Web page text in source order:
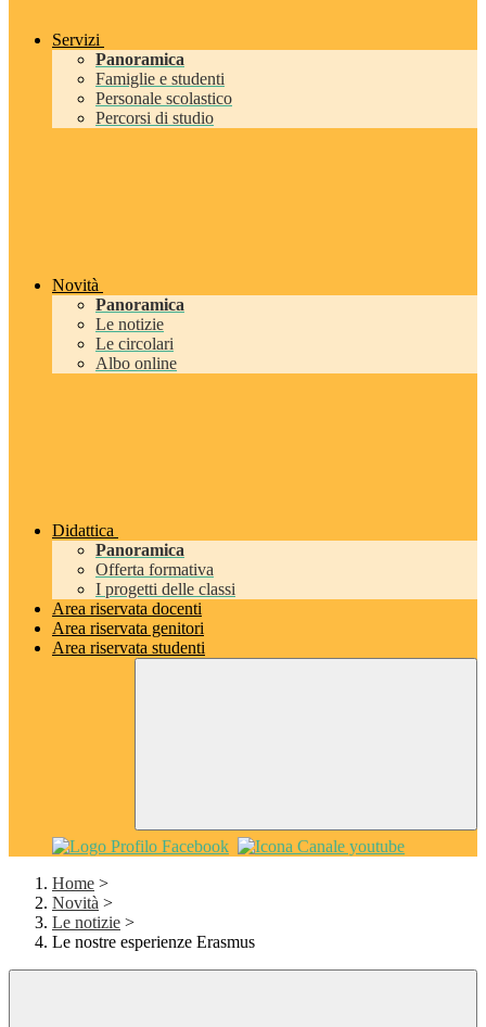
Servizi
Panoramica
Famiglie e studenti
Personale scolastico
Percorsi di studio
Novità
Panoramica
Le notizie
Le circolari
Albo online
Didattica
Panoramica
Offerta formativa
I progetti delle classi
Area riservata docenti
Area riservata genitori
Area riservata studenti
Home >
Novità >
Le notizie >
Le nostre esperienze Erasmus